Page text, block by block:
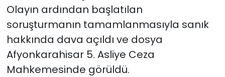
Olayın ardından başlatılan
soruşturmanın tamamlanmasıyla sanık
hakkında dava açıldı ve dosya
Afyonkarahisar 5. Asliye Ceza
Mahkemesinde görüldü.